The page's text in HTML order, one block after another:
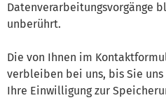
Datenverarbeitungsvorgänge
unberührt.
Die von Ihnen im
verbleiben bei uns, bis Sie uns
Ihre Einwilligung zur